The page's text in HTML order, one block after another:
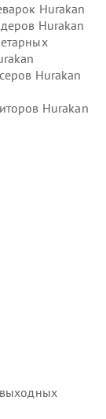
Hurakan
Hurakan
Hurakan
Hurakan